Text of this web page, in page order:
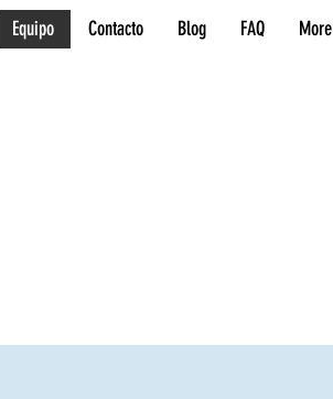
Equipo Contacto Blog FAQ More